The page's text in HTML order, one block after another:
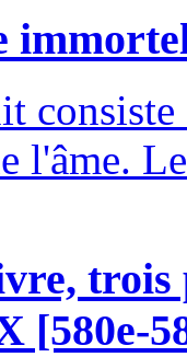
l'âme.
[580e-